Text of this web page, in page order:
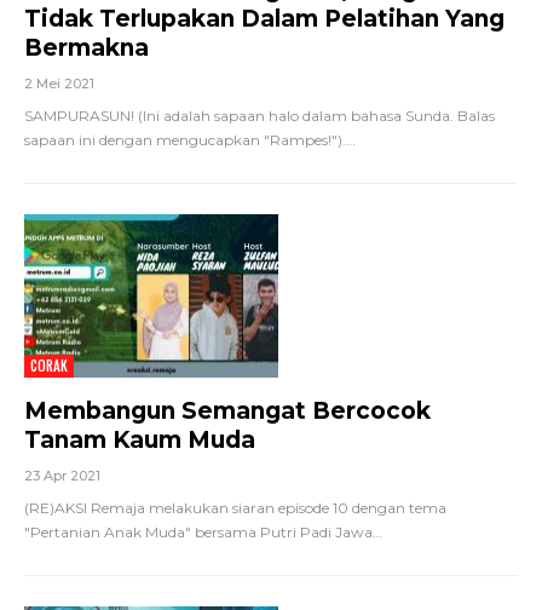
Tidak Terlupakan Dalam Pelatihan Yang
Bermakna
2 Mei 2021
SAMPURASUN! (Ini adalah sapaan halo dalam bahasa Sunda. Balas
sapaan ini dengan mengucapkan "Rampes!").…
CORAK
Membangun Semangat Bercocok
Tanam Kaum Muda
23 Apr 2021
(RE)AKSI Remaja melakukan siaran episode 10 dengan tema
"Pertanian Anak Muda" bersama Putri Padi Jawa